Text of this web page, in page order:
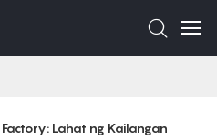
Lahat ng Kailangan